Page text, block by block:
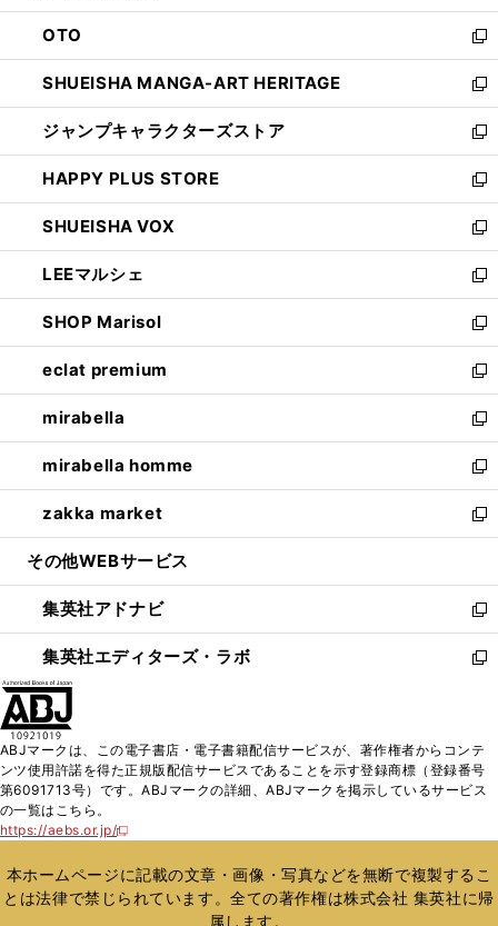
ウ
で
開
く
ン
ド
ウ
で
開
く
OTO
新
し
い
ウ
ィ
ン
ド
ウ
で
開
く
SHUEISHA MANGA-ART HERITAGE
新
し
い
ウ
ィ
ン
ド
ウ
で
開
く
ジャンプキャラクターズストア
新
し
い
ウ
ィ
ン
ド
ウ
で
開
く
HAPPY PLUS STORE
新
し
い
ウ
ィ
ン
ド
ウ
で
開
く
SHUEISHA VOX
新
し
い
ウ
ィ
ン
ド
ウ
で
開
く
LEEマルシェ
新
し
い
ウ
ィ
ン
ド
ウ
で
開
く
SHOP Marisol
新
し
い
ウ
ィ
ン
ド
ウ
で
開
eclat premium
新
し
い
ウ
ィ
ン
ド
ウ
開
く
mirabella
新
し
い
ウ
ィ
ン
ウ
で
開
く
mirabella homme
新
し
い
ウ
ン
ド
ウ
で
zakka market
新
し
ウ
ィ
ン
ド
く
その他WEBサービス
集英社アドナビ
新
し
い
ド
ウ
で
集英社エディターズ・ラボ
新
ィ
ン
ド
開
く
ABJマークは、この電子書店・電子書籍配信サービスが、著作権者からコンテ
ンツ使用許諾を得た正規版配信サービスであることを示す登録商標（登録番号
第6091713号）です。ABJマークの詳細、ABJマークを掲示しているサービス
の一覧はこちら。
https://aebs.or.jp/
新
い
ウ
ィ
本ホームページに記載の文章・画像・写真などを無断で複製するこ
とは法律で禁じられています。全ての著作権は株式会社 集英社に帰
属します。